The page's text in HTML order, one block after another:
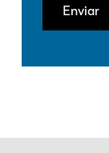
Enviar